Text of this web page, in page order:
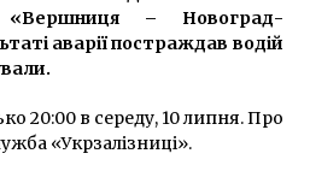
ago
під асфальту забив новий фонтан
ago
«Вершниця – Новоград-
аварії постраждав водій
20:00 в середу, 10 липня. Про
«Укрзалізниці».